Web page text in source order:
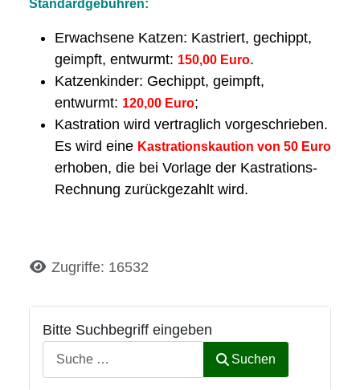
Bitte Suchbegriff eingeben
Suchen
Standardgebühren:
Erwachsene Katzen: Kastriert, gechippt,
geimpft, entwurmt: 150,00 Euro.
Katzenkinder: Gechippt, geimpft,
entwurmt: 120,00 Euro;
Kastration wird vertraglich vorgeschrieben.
Es wird eine Kastrationskaution von 50 Euro
erhoben, die bei Vorlage der Kastrations-
Rechnung zurückgezahlt wird.
DetailsZugriffe: 16532